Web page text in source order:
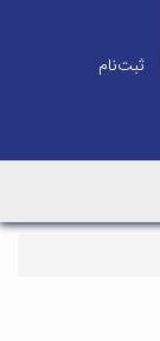
ثبت‌نام